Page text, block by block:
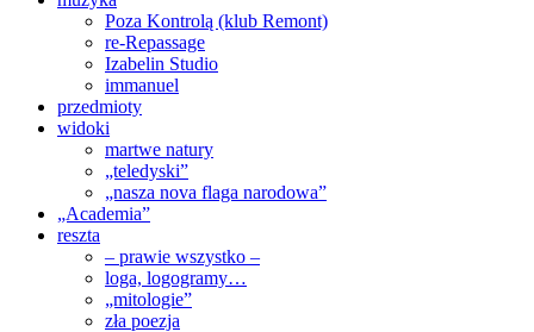
Poza Kontrolą (klub Remont)
re-Repassage
Izabelin Studio
immanuel
przedmioty
widoki
martwe natury
„teledyski”
„nasza nova flaga narodowa”
„Academia”
reszta
– prawie wszystko –
loga, logogramy…
„mitologie”
zła poezja